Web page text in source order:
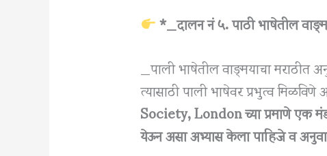
*_दालन नं ५. पाठी भाषेतील
_पाली भाषेतील वाङ्‌मयाचा
त्यासाठी पाली भाषेवर प्रभुत्व
Society, London च्या प्रमाणे एक
येऊन असा अभ्यास केला पाहिजे व